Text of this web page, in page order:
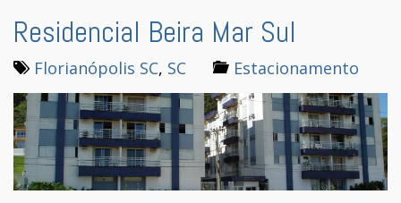
Residencial Beira Mar Sul
Florianópolis SC, SC Estacionamento